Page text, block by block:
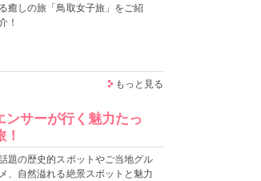
る癒しの旅「鳥取女子旅」をご紹
！
もっと見る
ンサーが行く魅力たっ
題の歴史的スポットやご当地グル
メ、自然溢れる絶景スポットと魅力